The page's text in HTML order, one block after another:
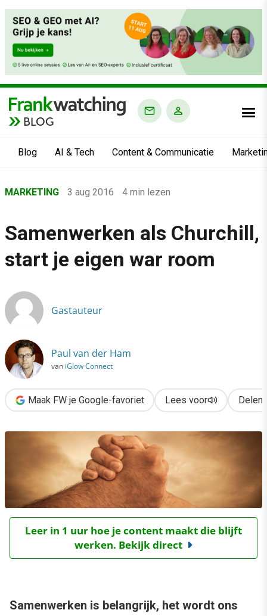
BLOG
Blog AI & Tech Content & Communicatie
›
›
Marketing
Samenwerken als Churchill, start je eigen war room
MARKETING 3 aug 2016 4 min lezen
Samenwerken als Churchill,
start je eigen war room
Gastauteur
Paul van der Ham
van iGlow Connect
Maak FW je Google-favoriet Lees voor Delen
Leer in 1 uur hoe je content maakt die blijft
werken. Bekijk direct
Samenwerken is belangrijk, het wordt ons